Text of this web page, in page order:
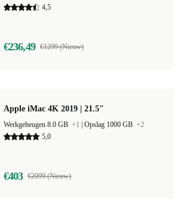
4,5
€236,49 €1299 (Nieuw)
Apple iMac 4K 2019 | 21.5"
Werkgeheugen 8.0 GB +1 Opslag 1000 GB +2
5,0
€403 €2099 (Nieuw)